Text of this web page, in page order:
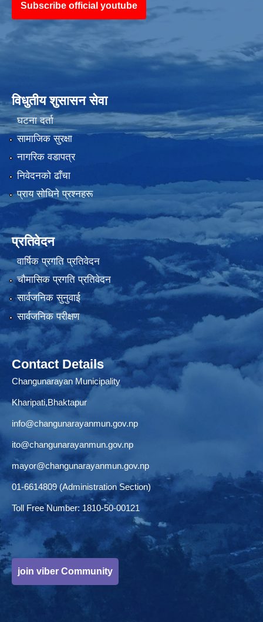
Subscribe official youtube
विधुतीय शुसासन सेवा
घटना दर्ता
सामाजिक सुरक्षा
नागरिक वडापत्र
निवेदनको ढाँचा
प्राय साेधिने प्रश्नहरू
प्रतिवेदन
वार्षिक प्रगति प्रतिवेदन
चौमासिक प्रगति प्रतिवेदन
सार्वजनिक सुनुवाई
सार्वजनिक परीक्षण
Contact Details
Changunarayan Municipality
Kharipati,Bhaktapur
info@changunarayanmun.gov.np
ito@changunarayanmun.gov.np
mayor@changunarayanmun.gov.np
01-6614809 (Administration Section)
Toll Free Number: 1810-50-00121
join viber Community